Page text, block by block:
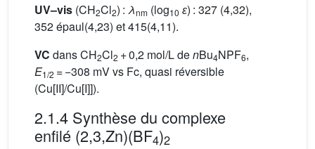
UV–vis (CH2Cl2) : λnm (log10 ɛ) : 327 (4,32),
352 épaul(4,23) et 415(4,11).
VC dans CH2Cl2 + 0,2 mol/L denBu4NPF6,
E1/2 = −308 mV vs Fc, quasi réversible
(Cu[II]/Cu[I]]).
2.1.4 Synthèse du complexe
enfilé (2,3,Zn)(BF4)2